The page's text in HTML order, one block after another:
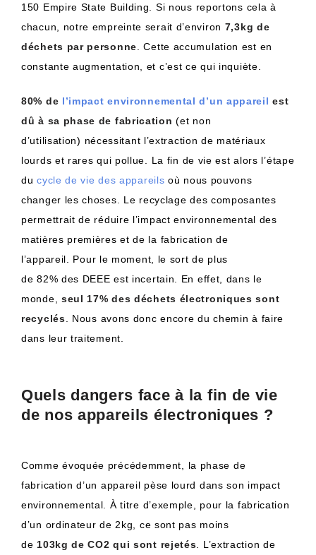
150 Empire State Building.
Si nous reportons cela à
chacun, notre empreinte serait d’environ 7,3kg de
déchets par personne
Cette accumulation est en
constante augmentation, et c’est ce qui inquiète.
80% de l’impact environnemental d’un appareil est
dû à sa phase de fabrication(et non
d’utilisation) nécessitant l’extraction de matériaux
lourds et rares qui pollue.
La fin de vie est alors l’étape
ducycle de vie des appareils où nous pouvons
changer les choses.
Le recyclage des composantes
permettrait de réduire l’impact environnemental des
matières premières et de la fabrication de
l’appareil.
Pour le moment, le sort de plus
de82% des DEEE est incertain.
En effet, dans le
monde, seul 17% des déchets électroniques sont
recyclés
Nous avons donc encore du chemin à faire
dans leur traitement.
Quels dangers face à la fin de vie
de nos appareils électroniques ?
Comme évoquée précédemment, la phase de
fabrication d’un appareil pèse lourd dans son impact
environnemental.
À titre d’exemple, pour la fabrication
d’un ordinateur de 2kg , ce sont pas moins
de 103kg de CO2 qui sont rejetés
L’extraction de